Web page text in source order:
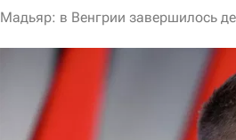
Мадьяр: в Венгрии завершилось